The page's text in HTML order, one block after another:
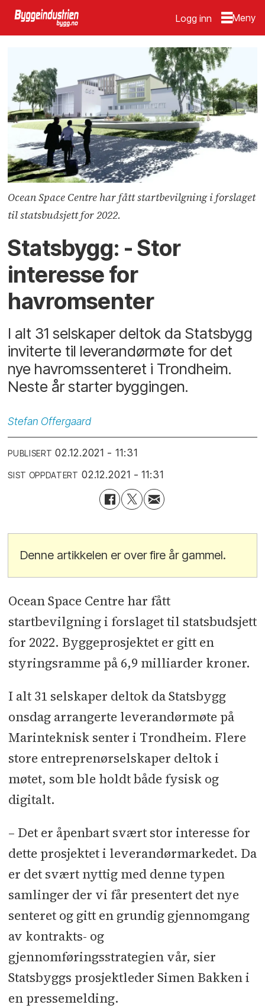
Logg inn
Ocean Space Centre har fått startbevilgning i forslaget
til statsbudsjett for 2022.
Statsbygg: - Stor
interesse for
havromsenter
I alt 31 selskaper deltok da Statsbygg
inviterte til leverandørmøte for det
nye havromssenteret i Trondheim.
Neste år starter byggingen.
Stefan Offergaard
PUBLISERT 02.12.2021 - 11:31
SIST OPPDATERT 02.12.2021 - 11:31
Denne artikkelen er over fire år gammel.
Ocean Space Centre har fått
startbevilgning i forslaget til statsbudsjett
for 2022. Byggeprosjektet er gitt en
styringsramme på 6,9 milliarder kroner.
I alt 31 selskaper deltok da Statsbygg
onsdag arrangerte leverandørmøte på
Marinteknisk senter i Trondheim. Flere
store entreprenørselskaper deltok i
møtet, som ble holdt både fysisk og
digitalt.
– Det er åpenbart svært stor interesse for
dette prosjektet i leverandørmarkedet. Da
er det svært nyttig med denne typen
samlinger der vi får presentert det nye
senteret og gitt en grundig gjennomgang
av kontrakts- og
gjennomføringsstrategien vår, sier
Statsbyggs prosjektleder Simen Bakken i
en pressemelding.